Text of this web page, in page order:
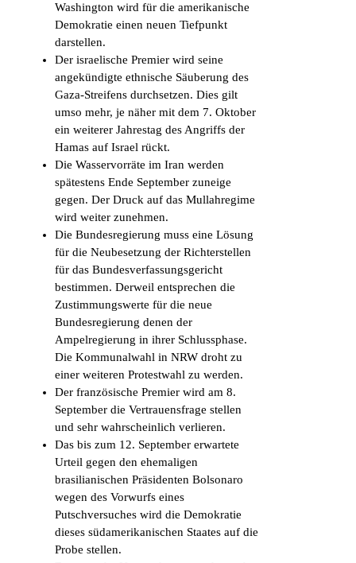
Washington wird für die amerikanische
Demokratie einen neuen Tiefpunkt
darstellen.
Der israelische Premier wird seine
angekündigte ethnische Säuberung des
Gaza-Streifens durchsetzen. Dies gilt
umso mehr, je näher mit dem 7. Oktober
ein weiterer Jahrestag des Angriffs der
Hamas auf Israel rückt.
Die Wasservorräte im Iran werden
spätestens Ende September zuneige
gegen. Der Druck auf das Mullahregime
wird weiter zunehmen.
Die Bundesregierung muss eine Lösung
für die Neubesetzung der Richterstellen
für das Bundesverfassungsgericht
bestimmen. Derweil entsprechen die
Zustimmungswerte für die neue
Bundesregierung denen der
Ampelregierung in ihrer Schlussphase.
Die Kommunalwahl in NRW droht zu
einer weiteren Protestwahl zu werden.
Der französische Premier wird am 8.
September die Vertrauensfrage stellen
und sehr wahrscheinlich verlieren.
Das bis zum 12. September erwartete
Urteil gegen den ehemaligen
brasilianischen Präsidenten Bolsonaro
wegen des Vorwurfs eines
Putschversuches wird die Demokratie
dieses südamerikanischen Staates auf die
Probe stellen.